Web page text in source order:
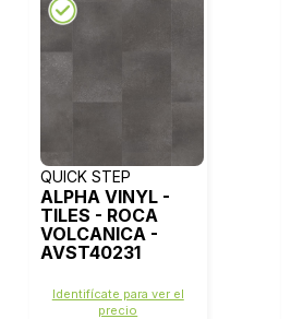
QUICK STEP
ALPHA VINYL -
TILES - ROCA
VOLCANICA -
AVST40231
Identifícate para ver el
precio